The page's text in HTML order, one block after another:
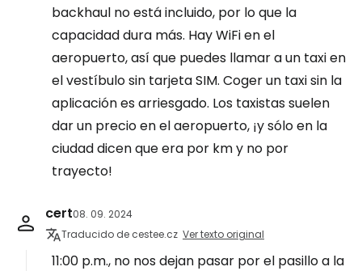
backhaul no está incluido, por lo que la
capacidad dura más. Hay WiFi en el
aeropuerto, así que puedes llamar a un taxi en
el vestíbulo sin tarjeta SIM. Coger un taxi sin la
aplicación es arriesgado. Los taxistas suelen
dar un precio en el aeropuerto, ¡y sólo en la
ciudad dicen que era por km y no por
trayecto!
cert08. 09. 2024
Traducido de cestee.cz Ver texto original
11:00 p.m., no nos dejan pasar por el pasillo a la